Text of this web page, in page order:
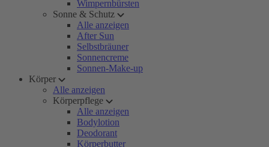
Wimpernbürsten
Sonne & Schutz
Alle anzeigen
After Sun
Selbstbräuner
Sonnencreme
Sonnen-Make-up
Körper
Alle anzeigen
Körperpflege
Alle anzeigen
Bodylotion
Deodorant
Körperbutter